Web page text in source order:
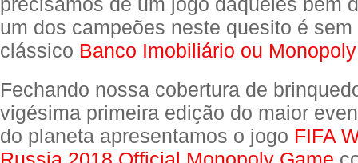
um dos campeões neste quesito é
clássico Banco Imobiliário ou Monopoly
Fechando nossa cobertura de
vigésima primeira edição do maior
do planeta apresentamos o jogo FIFA